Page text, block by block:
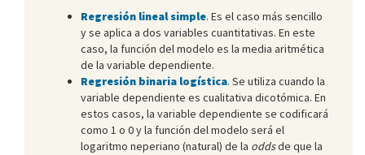
Regresión lineal simple. Es el caso más sencillo
y se aplica a dos variables cuantitativas. En este
caso, la función del modelo es la media aritmética
de la variable dependiente.
Regresión binaria logística. Se utiliza cuando la
variable dependiente es cualitativa dicotómica. En
estos casos, la variable dependiente se codificará
como 1 o 0 y la función del modelo será el
logaritmo neperiano (natural) de la oddsde que la